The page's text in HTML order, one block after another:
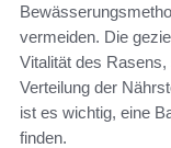
vermeiden. Die
Vitalität des
Verteilung der
ist es wichtig, eine
finden.